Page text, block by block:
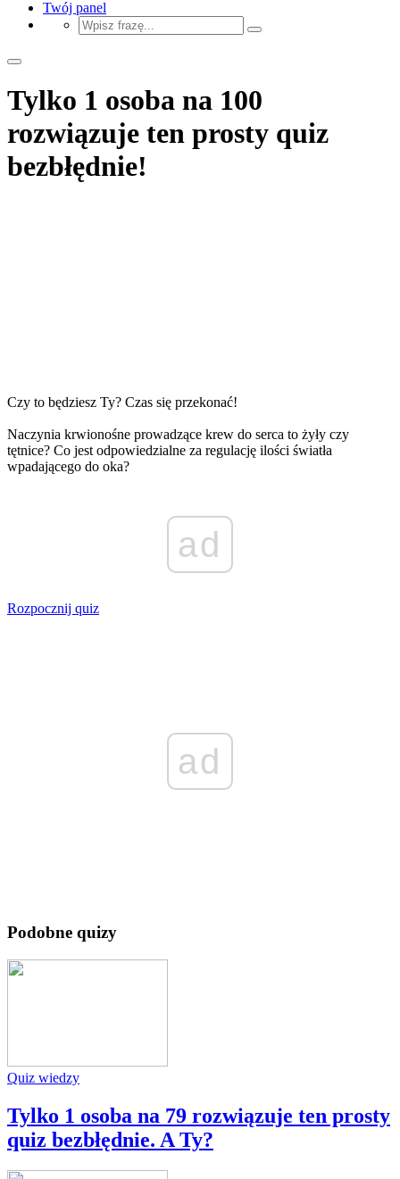
Twój panel
Tylko 1 osoba na 100
rozwiązuje ten prosty quiz
bezbłędnie!
Czy to będziesz Ty? Czas się przekonać!
Naczynia krwionośne prowadzące krew do serca to żyły czy
tętnice? Co jest odpowiedzialne za regulację ilości światła
wpadającego do oka?
ad
Rozpocznij quiz
ad
Podobne quizy
Quiz wiedzy
Tylko 1 osoba na 79 rozwiązuje ten prosty
quiz bezbłędnie. A Ty?